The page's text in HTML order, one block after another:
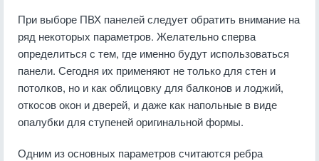
При выборе ПВХ панелей следует обратить внимание на
ряд некоторых параметров. Желательно сперва
определиться с тем, где именно будут использоваться
панели. Сегодня их применяют не только для стен и
потолков, но и как облицовку для балконов и лоджий,
откосов окон и дверей, и даже как напольные в виде
опалубки для ступеней оригинальной формы.
Одним из основных параметров считаются ребра